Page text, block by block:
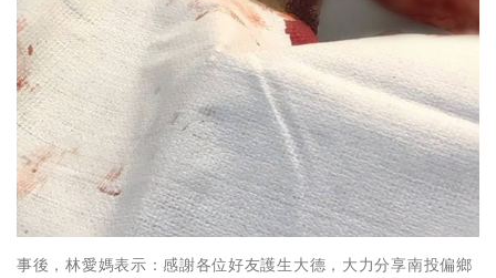
事後，林愛媽表示：感謝各位好友護生大德，大力分享南投偏鄉